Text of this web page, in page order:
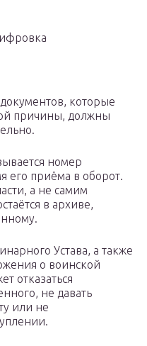
которые
причины, должны
номер
его приёма в оборот.
а не самим
в архиве,
Устава, а также
о воинской
отказаться
не давать
или не